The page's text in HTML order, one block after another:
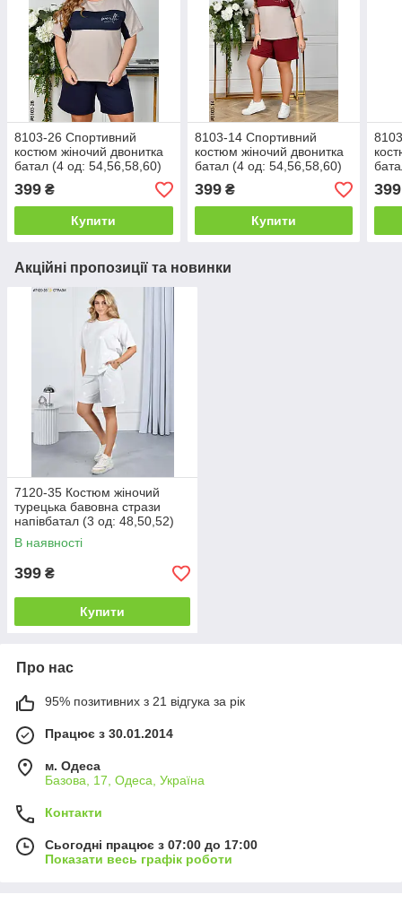
8103-26 Спортивний
костюм жіночий двонитка
батал (4 од: 54,56,58,60)
399 ₴
Купити
8103-14 Спортивний
костюм жіночий двонитка
батал (4 од: 54,56,58,60)
399₴
Купити
399
Акційні пропозиції та новинки
7120-35 Костюм жіночий
турецька бавовна стрази
напівбатал (3 од: 48,50,52)
В наявності
399 ₴
Купити
Про нас
95% позитивних з 21 відгука за рік
Працює з 30.01.2014
м. Одеса
Базова, 17, Одеса, Україна
Контакти
Сьогодні працює з 07:00 до 17:00
Показати весь графік роботи